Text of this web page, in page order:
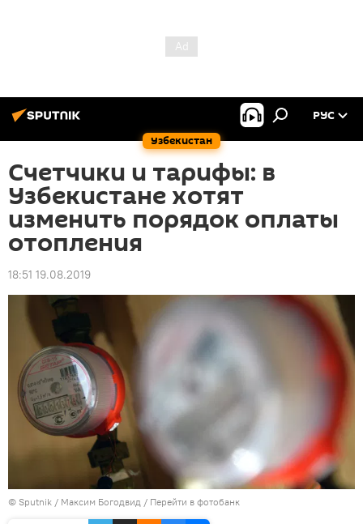
Узбекистан
РУС
Счетчики и тарифы: в
Узбекистане хотят
изменить порядок оплаты
отопления
18:51 19.08.2019
© Sputnik / Максим Богодвид / Перейти в фотобанк